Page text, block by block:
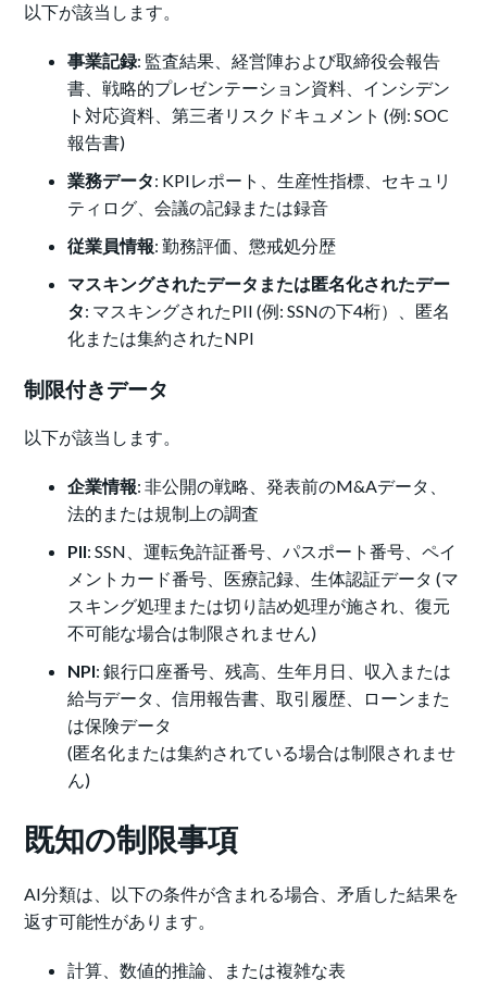
以下が該当します。
事業記録: 監査結果、経営陣および取締役会報告
書、戦略的プレゼンテーション資料、インシデン
ト対応資料、第三者リスクドキュメント (例: SOC
報告書)
業務データ: KPIレポート、生産性指標、セキュリ
ティログ、会議の記録または録音
従業員情報: 勤務評価、懲戒処分歴
マスキングされたデータまたは匿名化されたデー
タ: マスキングされたPII (例: SSNの下4桁）、匿名
化または集約されたNPI
制限付きデータ
以下が該当します。
企業情報: 非公開の戦略、発表前のM&Aデータ、
法的または規制上の調査
PII: SSN、運転免許証番号、パスポート番号、ペイ
メントカード番号、医療記録、生体認証データ (マ
スキング処理または切り詰め処理が施され、復元
不可能な場合は制限されません)
NPI: 銀行口座番号、残高、生年月日、収入または
給与データ、信用報告書、取引履歴、ローンまた
は保険データ
(匿名化または集約されている場合は制限されませ
ん)
既知の制限事項
AI分類は、以下の条件が含まれる場合、矛盾した結果を
返す可能性があります。
計算、数値的推論、または複雑な表